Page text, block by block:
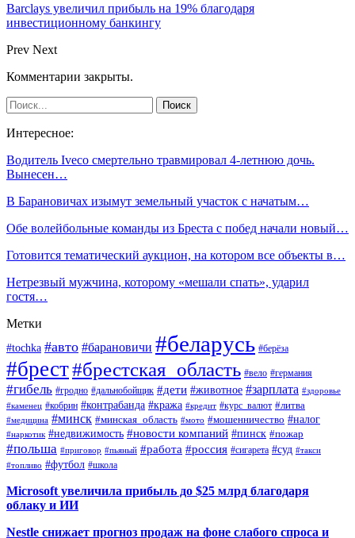
Barclays увеличил прибыль на 19% благодаря
инвестиционному банкингу
Prev Next
Комментарии закрыты.
Интересное:
Водитель Iveco смертельно травмировал 4-летнюю дочь.
Вынесен…
В Барановичах изымут земельный участок с начатым…
Обе волейбольные команды из Бреста с побед начали новый…
Готовится тематический аукцион, на котором все объекты в…
Нетрезвый мужчина, которому «мешали спать», ударил
гостя…
Метки
#tochka #авто #барановичи #беларусь #берёза
#брест#брестская_область #вело #германия
#гибель #гродно #дальнобойщик #дети #животное #зарплата #здоровье
#каменец #кобрин #контрабанда #кража #кредит #курс_валют #литва
#медицина #минск #минская_область #мото #мошенничество #налог
#наркотик #недвижимость #новости компаний #пинск #пожар
#польша #приговор #пьяный #работа #россия #сигарета #суд #такси
#топливо #футбол #школа
Microsoft увеличила прибыль до $25 млрд благодаря
облаку и ИИ
Nestle снижает прогноз продаж на фоне слабого спроса и